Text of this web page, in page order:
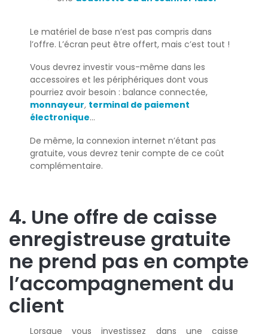
Le matériel de base n’est pas compris dans
l’offre. L’écran peut être offert, mais c’est tout !
Vous devrez investir vous-même dans les
accessoires et les périphériques dont vous
pourriez avoir besoin : balance connectée,
monnayeur, terminal de paiement
électronique…
De même, la connexion internet n’étant pas
gratuite, vous devrez tenir compte de ce coût
complémentaire.
4. Une offre de caisse
enregistreuse gratuite
ne prend pas en compte
l’accompagnement du
client
Lorsque vous investissez dans une caisse